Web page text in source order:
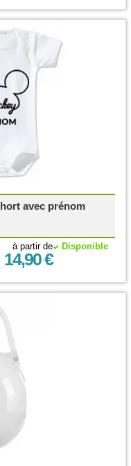
avec prénom
Disponible
à partir de
14,90 €